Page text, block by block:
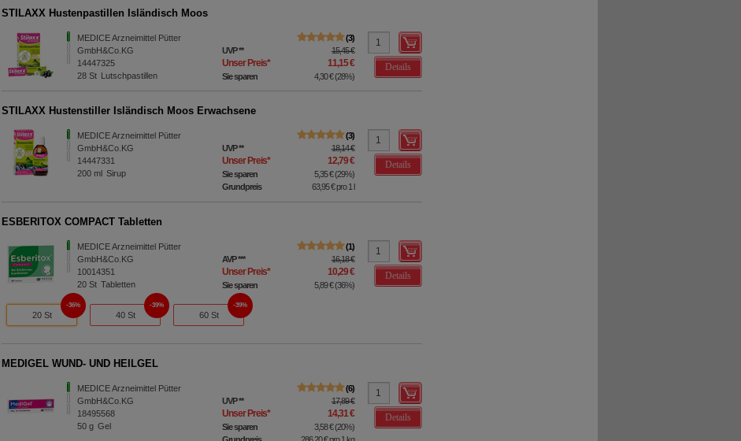
STILAXX Hustenpastillen Isländisch Moos
MEDICE Arzneimittel Pütter
GmbH&Co.KG
14447325
28St Lutschpastillen
3
UVP** 15,45 €
Unser Preis* 11,15 €
Sie sparen 4,30 €(28%)
Details
STILAXX Hustenstiller Isländisch Moos Erwachsene
MEDICE Arzneimittel Pütter
GmbH&Co.KG
14447331
200 ml Sirup
3
UVP** 18,14 €
Unser Preis* 12,79 €
Sie sparen 5,35 €(29%)
Grundpreis
63,95 €pro 1 l
Details
ESBERITOX COMPACT Tabletten
MEDICE Arzneimittel Pütter
GmbH&Co.KG
10014351
20St Tabletten
1
AVP*** 16,18 €
Unser Preis* 10,29 €
Sie sparen 5,89 €(36%)
Details
20 St
36%
40 St
39%
60 St
39%
MEDIGEL WUND- UND HEILGEL
MEDICE Arzneimittel Pütter
GmbH&Co.KG
18495568
50g Gel
6
UVP** 17,89 €
Unser Preis* 14,31 €
Sie sparen 3,58 €(20%)
Details